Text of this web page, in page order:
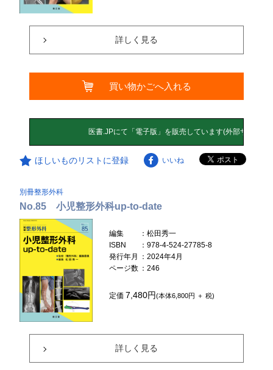
詳しく見る
買い物かごへ入れる
ほしいものリストに登録 いいね
別冊整形外科
No.85 小児整形外科up-to-date
編集
：松田秀一
ISBN
：978-4-524-27785-8
発行年月
：2024年4月
ページ数 ：246
定価7,480円(本体6,800円 ＋ 税)
詳しく見る